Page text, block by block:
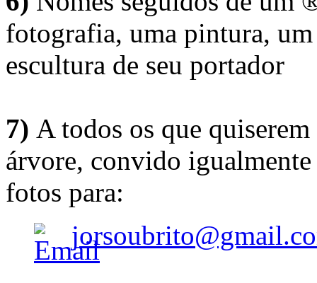
fotografia, uma pintura,
escultura de seu portador
7) A todos os que
árvore, convido
fotos para: